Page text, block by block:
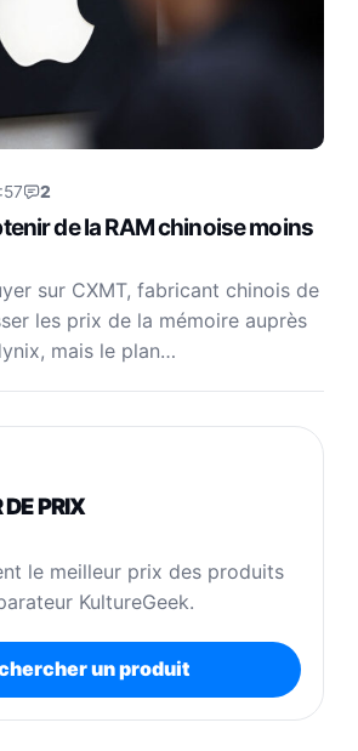
2
de la RAM chinoise moins
sur CXMT, fabricant chinois de
les prix de la mémoire auprès
mais le plan…
PRIX
le meilleur prix des produits
KultureGeek.
un produit